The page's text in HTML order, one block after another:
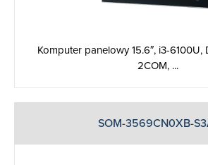
Komputer panelowy 15.6″, i3-6100U,
2COM, ...
SOM-3569CN0XB-